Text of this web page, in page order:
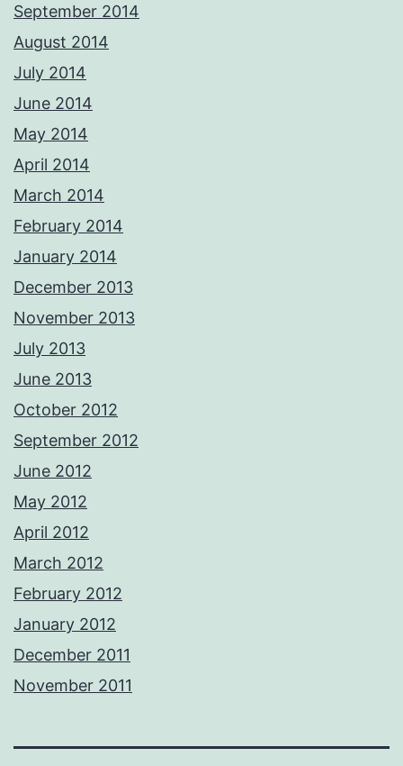
September 2014
August 2014
July 2014
June 2014
May 2014
April 2014
March 2014
February 2014
January 2014
December 2013
November 2013
July 2013
June 2013
October 2012
September 2012
June 2012
May 2012
April 2012
March 2012
February 2012
January 2012
December 2011
November 2011